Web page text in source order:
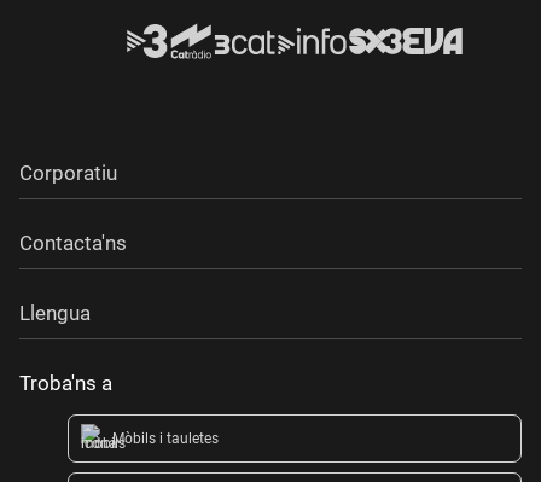
Corporatiu
Contacta'ns
Llengua
Troba'ns a
Mòbils i tauletes